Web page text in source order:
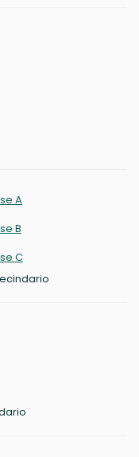
A
B
C